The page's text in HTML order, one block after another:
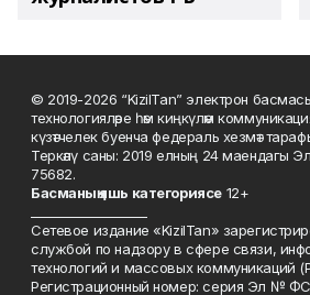
© 2019-2026 “KizilTan” электрон басмасы
технологияләре һәм киңкүләм
күзәтчелек буенча федераль хезмәт
Теркәлү саны: 2019 елның 24 маендагы
75682.
Басманың яшь категориясе12+
Сетевое издание «KizilTan»
службой по надзору в сфере связи,
технологий и массовых
Регистрационный номер: серия Эл №